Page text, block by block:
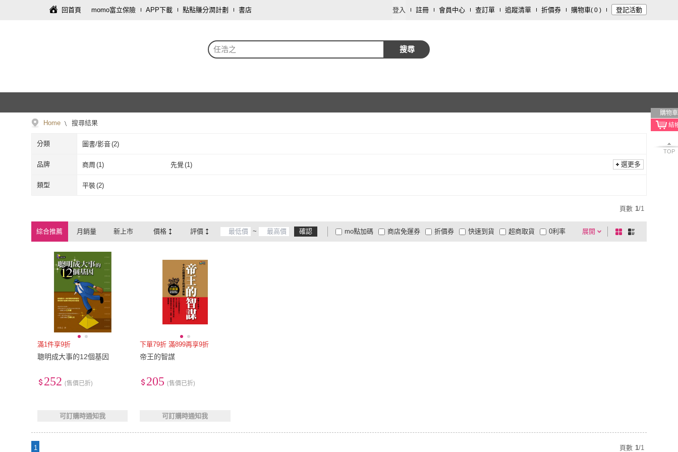
回首頁 momo富立保險 APP下載 點點賺分潤計劃 書店 登入 註冊 會員中心 查訂單 追蹤清單 折價券 購物車( 0 ) 登記活動
任浩之 搜尋
購物車
TOP
Home 搜尋結果
分類 圖書/影音(2)
品牌 商周 (1) 先覺 (1)
商周
選更多
類型 平裝(2)
頁數 1/1
綜合推薦 月銷量 新上市 價格 評價 ~ 確認 展開
折價券
有影片
商品有量 電視購物
mo點加碼 快速到貨 超商取貨
大家電安心配
大家電快配
商店免運券 0利率
棋
盤
列
滿1件享9折
聰明成大事的12個基因
252 (售價已折)
可訂購時通知我
下單79折 滿899再享9折
帝王的智謀
205 (售價已折)
可訂購時通知我
1 頁數 1/1